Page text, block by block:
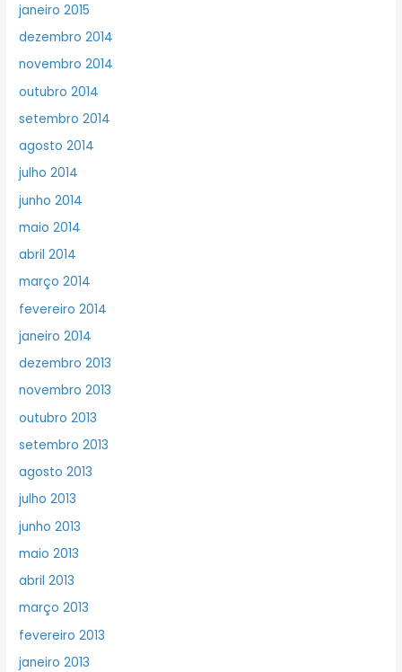
janeiro 2015
dezembro 2014
novembro 2014
outubro 2014
setembro 2014
agosto 2014
julho 2014
junho 2014
maio 2014
abril 2014
março 2014
fevereiro 2014
janeiro 2014
dezembro 2013
novembro 2013
outubro 2013
setembro 2013
agosto 2013
julho 2013
junho 2013
maio 2013
abril 2013
março 2013
fevereiro 2013
janeiro 2013